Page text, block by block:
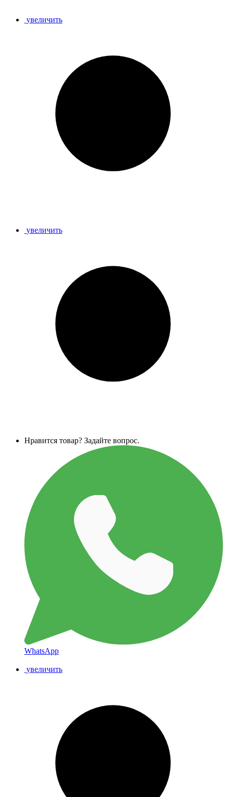
увеличить
увеличить
Нравится товар? Задайте вопрос.
WhatsApp
увеличить